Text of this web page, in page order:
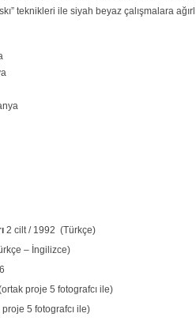
teknikleri ile siyah beyaz çalışmalara
2 cilt / 1992 (Türkçe)
– İngilizce)
proje 5 fotografcı ile)
5 fotografcı ile)